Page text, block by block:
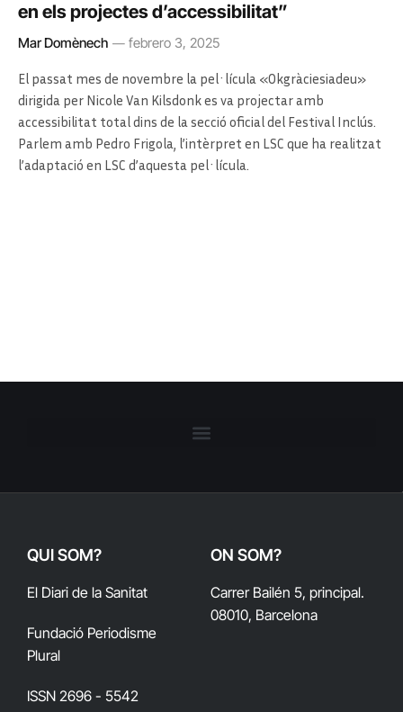
en els projectes d’accessibilitat”
Mar Domènech febrero 3, 2025
El passat mes de novembre la pel·lícula «Okgràciesiadeu»
dirigida per Nicole Van Kilsdonk es va projectar amb
accessibilitat total dins de la secció oficial del Festival Inclús.
Parlem amb Pedro Frigola, l’intèrpret en LSC que ha realitzat
l’adaptació en LSC d’aquesta pel·lícula.
QUI SOM?
El Diari de la Sanitat
Fundació Periodisme
Plural
ISSN 2696 - 5542
ON SOM?
Carrer Bailén 5, principal.
08010, Barcelona